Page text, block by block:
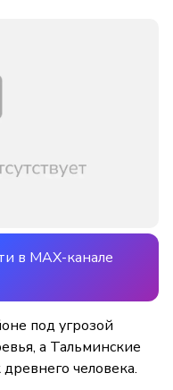
в MAX-канале
под угрозой
а Тальминские
человека.